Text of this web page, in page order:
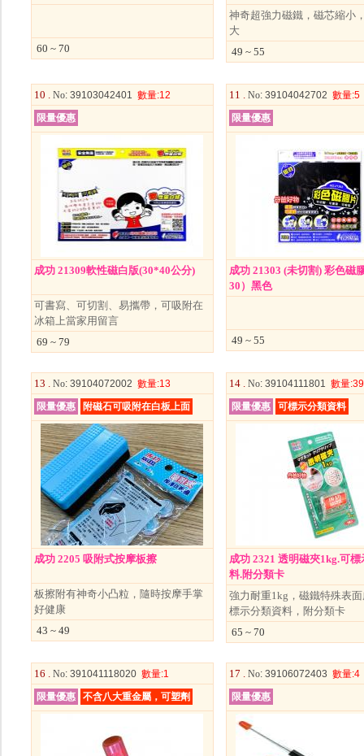
60 ~ 70
神奇超強力磁鐵，磁芯縮小
大
49 ~ 55
10 . No: 39103042401 數量:12
限量優惠
成功 21309軟性磁白版(30*40公分)
可書寫、可切割、易攜帶，可吸附在
冰箱上當家用留言
69 ~ 79
11 . No: 39104042702 數量:5
限量優惠
成功 21303 (未切割) 彩色磁
30）黑色
49 ~ 55
13 . No: 39104072002 數量:13
限量優惠
附磁石可吸附在白板上面
成功 2205 吸附式按摩板擦
板擦附有神奇小凸粒，隨時按摩手掌
好健康
43 ~ 49
14 . No: 39104111801 數量:39
限量優惠
可標示分類資料
成功 2321 透明磁夾1kg.可標
料.附分類卡
強力耐重1kg，磁鐵特殊表
標示分類資料，附分類卡
65 ~ 70
16 . No: 391041118020 數量:1
限量優惠
不含八大重金屬，可塑劑
17 . No: 39106072403 數量:4
限量優惠